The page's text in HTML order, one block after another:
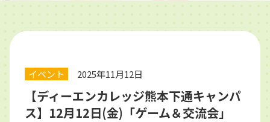
イベント 2025年11月12日
【ディーエンカレッジ熊本下通キャンパ
ス】12月12日(金)「ゲーム＆交流会」